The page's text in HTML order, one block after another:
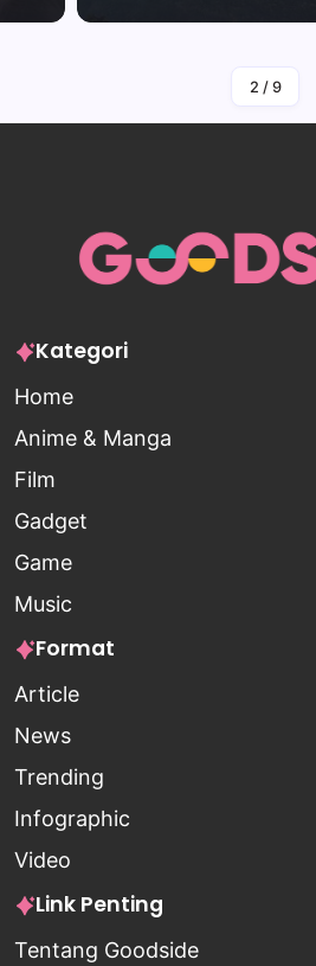
By Falah Malaika Az Zahra
2 / 9
Kategori
Home
Anime & Manga
Film
Gadget
Game
Music
Format
Article
News
Trending
Infographic
Video
Link Penting
Tentang Goodside